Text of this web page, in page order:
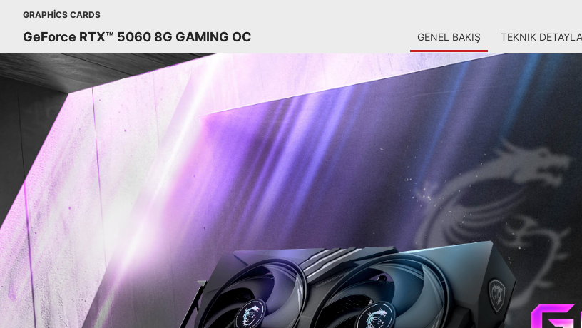
GRAPHICS CARDS
GeForce RTX™ 5060 8G GAMING OC GENEL BAKIŞ TEKNIK